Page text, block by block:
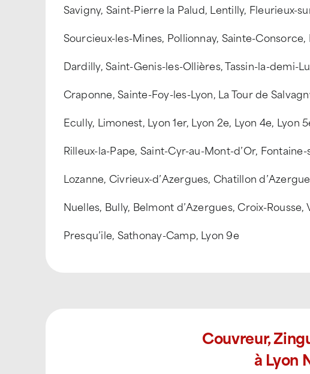
Savigny, Saint-Pierre la Palud, Lentilly, Fleurieux-
Sourcieux-les-Mines, Pollionnay, Sainte-Consorce,
Dardilly, Saint-Genis-les-Ollières, Tassin-la-demi-
Craponne, Sainte-Foy-les-Lyon, La Tour de
Ecully, Limonest, Lyon 1er, Lyon 2e, Lyon 4e, Lyon
Rilleux-la-Pape, Saint-Cyr-au-Mont-d’Or,
Lozanne, Civrieux-d’Azergues, Chatillon
Nuelles, Bully, Belmont d’Azergues, Croix-Rousse,
Presqu’ile, Sathonay-Camp, Lyon 9e
Couvreur,
à Lyon